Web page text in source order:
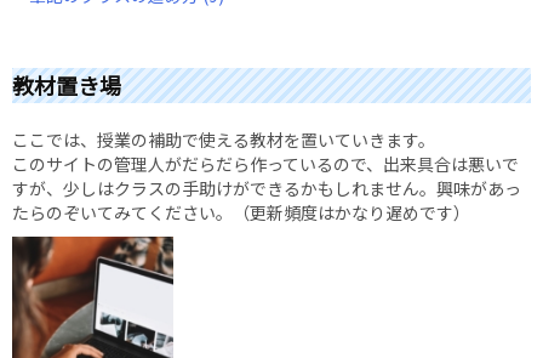
教材置き場
ここでは、授業の補助で使える教材を置いていきます。
このサイトの管理人がだらだら作っているので、出来具合は悪いで
すが、少しはクラスの手助けができるかもしれません。興味があっ
たらのぞいてみてください。（更新頻度はかなり遅めです）